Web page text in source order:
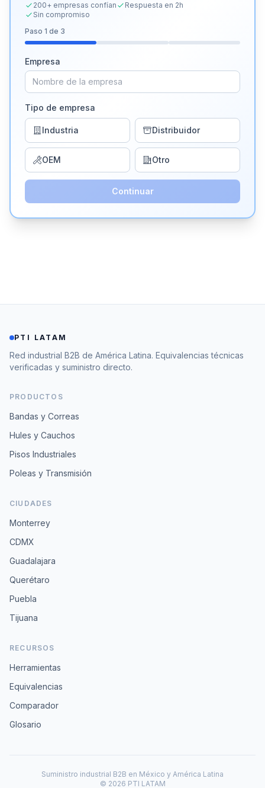
200+ empresas confían
Respuesta en 2h
Sin compromiso
Paso 1 de 3
Empresa
Tipo de empresa
Industria Distribuidor
OEM Otro
Continuar
PTI LATAM
Red industrial B2B de América Latina. Equivalencias técnicas
verificadas y suministro directo.
PRODUCTOS
Bandas y Correas
Hules y Cauchos
Pisos Industriales
Poleas y Transmisión
CIUDADES
Monterrey
CDMX
Guadalajara
Querétaro
Puebla
Tijuana
RECURSOS
Herramientas
Equivalencias
Comparador
Glosario
Suministro industrial B2B en México y América Latina
© 2026 PTI LATAM